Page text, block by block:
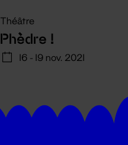
Théâtre
Phèdre !
16 - 19 nov. 2021